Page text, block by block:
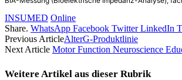
INSUMED Online
Share. WhatsApp Facebook Twitter LinkedIn
Previous ArticleAlterG-Produktlinie
Next Article Motor Function Neuroscience
Weitere Artikel aus dieser Rubrik